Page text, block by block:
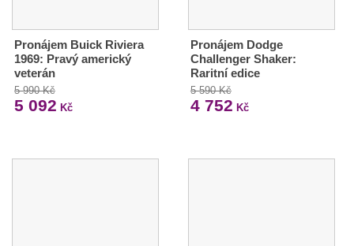
Pronájem Buick Riviera
1969: Pravý americký
veterán
5 990 Kč
5 092 Kč
Pronájem Dodge
Challenger Shaker:
Raritní edice
5 590 Kč
4 752 Kč